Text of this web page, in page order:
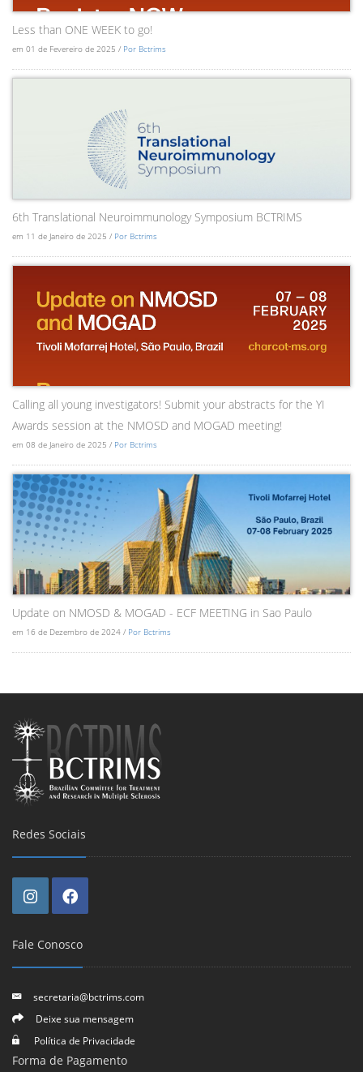
Less than ONE WEEK to go!
em 01 de Fevereiro de 2025 / Por Bctrims
6th Translational Neuroimmunology Symposium BCTRIMS
em 11 de Janeiro de 2025 / Por Bctrims
Calling all young investigators! Submit your abstracts for the YI
Awards session at the NMOSD and MOGAD meeting!
em 08 de Janeiro de 2025 / Por Bctrims
Update on NMOSD & MOGAD - ECF MEETING in Sao Paulo
em 16 de Dezembro de 2024 / Por Bctrims
Redes Sociais
Fale Conosco
secretaria@bctrims.com
Deixe sua mensagem
Política de Privacidade
Forma de Pagamento